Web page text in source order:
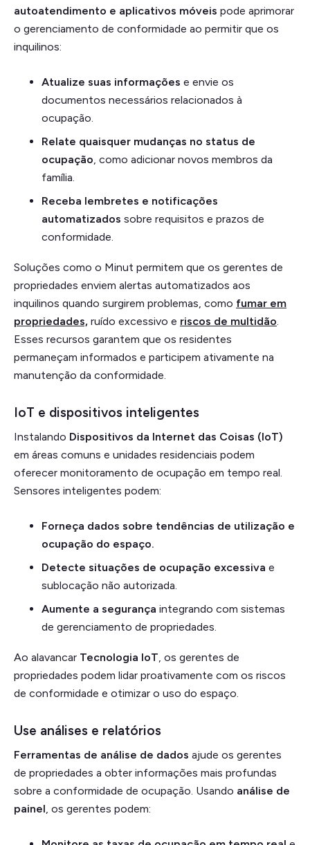
autoatendimento e aplicativos móveis pode aprimorar
o gerenciamento de conformidade ao permitir que os
inquilinos:
Atualize suas informações e envie os
documentos necessários relacionados à
ocupação.
Relate quaisquer mudanças no status de
ocupação, como adicionar novos membros da
família.
Receba lembretes e notificações
automatizados sobre requisitos e prazos de
conformidade.
Soluções como o Minut permitem que os gerentes de
propriedades enviem alertas automatizados aos
inquilinos quando surgirem problemas, como fumar em
propriedades, ruído excessivo e riscos de multidão.
Esses recursos garantem que os residentes
permaneçam informados e participem ativamente na
manutenção da conformidade.
IoT e dispositivos inteligentes
Instalando Dispositivos da Internet das Coisas (IoT)
em áreas comuns e unidades residenciais podem
oferecer monitoramento de ocupação em tempo real.
Sensores inteligentes podem:
Forneça dados sobre tendências de utilização e
ocupação do espaço.
Detecte situações de ocupação excessiva e
sublocação não autorizada.
Aumente a segurança integrando com sistemas
de gerenciamento de propriedades.
Ao alavancar Tecnologia IoT, os gerentes de
propriedades podem lidar proativamente com os riscos
de conformidade e otimizar o uso do espaço.
Use análises e relatórios
Ferramentas de análise de dados ajude os gerentes
de propriedades a obter informações mais profundas
sobre a conformidade de ocupação. Usando análise de
painel, os gerentes podem: